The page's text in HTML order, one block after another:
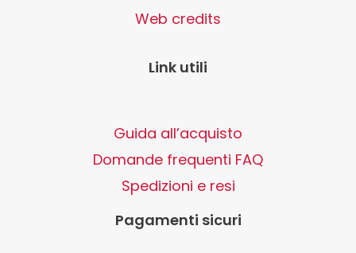
Web credits
Link utili
Guida all’acquisto
Domande frequenti FAQ
Spedizioni e resi
Pagamenti sicuri